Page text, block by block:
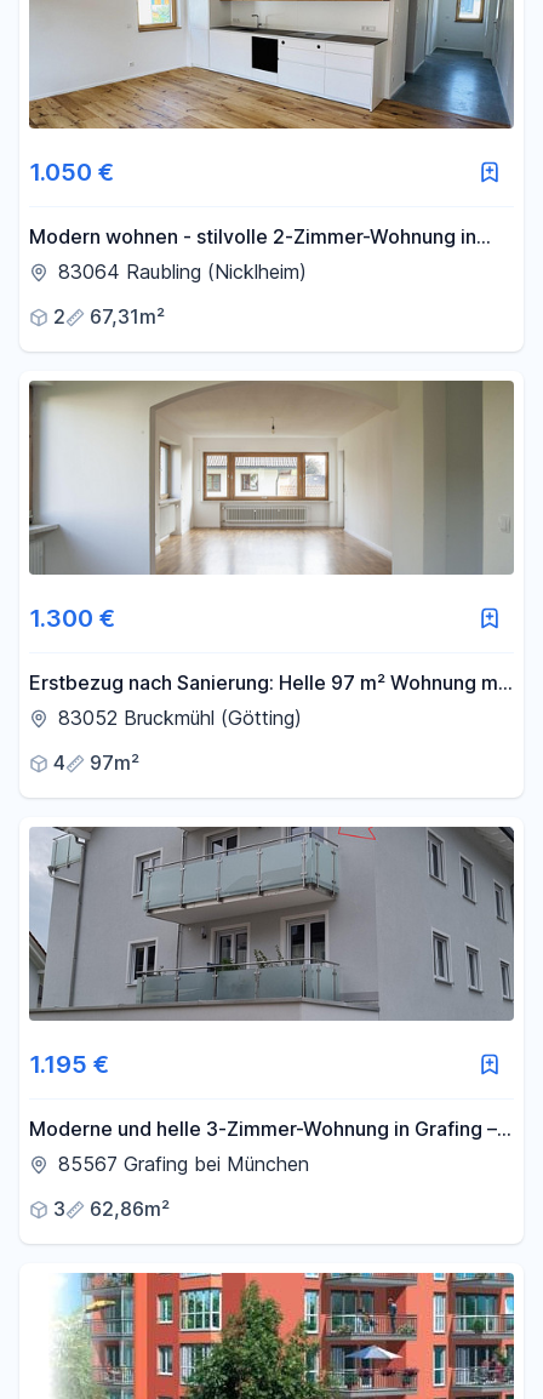
1.050 €
Modern wohnen - stilvolle 2-Zimmer-Wohnung in
hochwertigem Neubau
83064 Raubling (Nicklheim)
2
67,31m²
1.300 €
Erstbezug nach Sanierung: Helle 97 m² Wohnung mit
Südbalkon, Kellerraum und Garage
83052 Bruckmühl (Götting)
4
97m²
1.195 €
Moderne und helle 3-Zimmer-Wohnung in Grafing –
Top-Anbindung, S-Bahn 2 Min.
85567 Grafing bei München
3
62,86m²